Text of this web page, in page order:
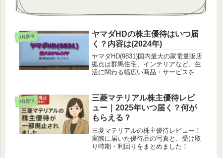
3月優待
ヤマダHDの株主優待はいつ届
く？内容は(2024年)
ヤマダHD(9831)国内最大の家電量販店
拠点は群馬住宅、インテリアなど、生
活に関わる幅広い商品・サービスを提
ます。公式HPはこちら保有株数3月末
9月末100株以上500円...
3月優待
三菱マテリアル株主優待レビ
ュー｜2025年いつ届く？何が
もらえる？
三菱マテリアルの株主優待レビュー！
実際に届いた優待品の写真と、受け取
り時期・利回りをまとめました！